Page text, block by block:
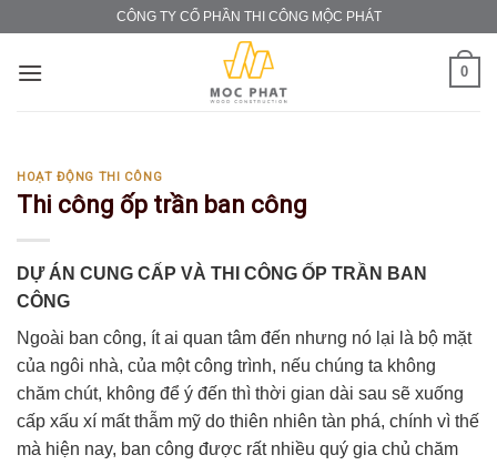
content
CÔNG TY CỔ PHẦN THI CÔNG MỘC PHÁT
0
HOẠT ĐỘNG THI CÔNG
Thi công ốp trần ban công
DỰ ÁN CUNG CẤP VÀ THI CÔNG ỐP TRẦN BAN
CÔNG
Ngoài ban công, ít ai quan tâm đến nhưng nó lại là bộ mặt
của ngôi nhà, của một công trình, nếu chúng ta không
chăm chút, không để ý đến thì thời gian dài sau sẽ xuống
cấp xấu xí mất thẫm mỹ do thiên nhiên tàn phá, chính vì thế
mà hiện nay, ban công được rất nhiều quý gia chủ chăm